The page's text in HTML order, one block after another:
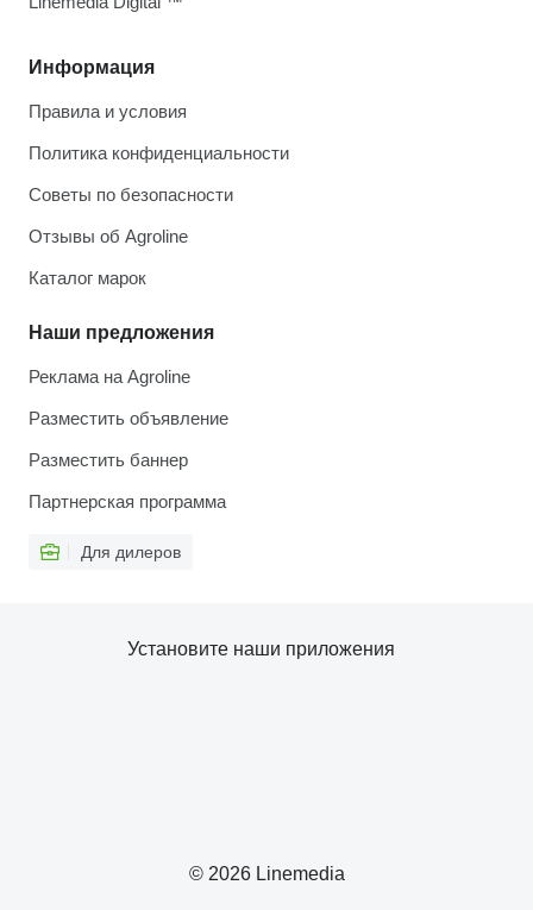
Информация
Правила и условия
Политика конфиденциальности
Советы по безопасности
Отзывы об Agroline
Каталог марок
Наши предложения
Реклама на Agroline
Разместить объявление
Разместить баннер
Партнерская программа
Для дилеров
© 2026 Linemedia
Установите наши приложения